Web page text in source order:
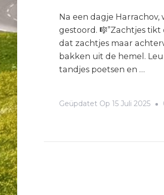
Na een dagje
gestoord. 🎼”Zachtjes
dat zachtjes maar
bakken uit de hemel.
tandjes poetsen en …
Geüpdatet Op 15 Juli 2025